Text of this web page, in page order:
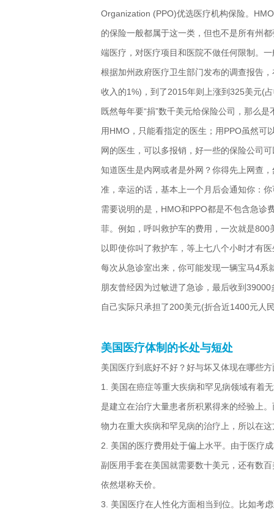
Organization (PPO)优选医疗机构保险。
的保险一般都属于这一类，但也不是所有州
端医疗，对医疗项目和医院不做任何限制。
根据加州政府医疗卫生部门发布的调查报告
收入的1%)，到了2015年则上涨到325美元(
既然每年要“捐”数千美元给保险公司，那么
用HMO，只能看指定的医生；用PPO虽然可
网的医生，可以多报销，好一些的保险公司
知道医生是内网或者是外网？你得先上网查
准，幸运的话，基本上一个月后会通知你：
需要说明的是，HMO和PPO都是不包含急诊
菲。例如，呼叫救护车的费用，一次就是
以即使你叫了救护车，等上七八个小时才有
每次从急诊室出来，你可能发现一辆宝马4系
朋友曾经因为过敏进了急诊，最后收到
自己实际只承担了200美元(折合近1400元人
美国医疗体制的长处与短处
美国医疗到底好不好？好与坏又体现在哪些
1. 美国在癌症等重大疾病和罕见病领域有着
是建立在治疗大量患者所积累得来的经验上
物力在重大疾病和罕见病的治疗上，所以在
2. 美国的医疗费用处于偏上水平。由于医疗
副医用手套在美国就需要数十美元，还有数
依然堪称天价。
3. 美国医疗在人性化方面相当到位。比如考